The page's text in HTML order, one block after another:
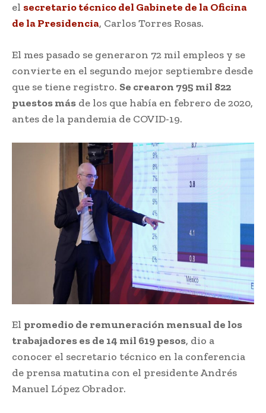
el secretario técnico del Gabinete de la Oficina
de la Presidencia, Carlos Torres Rosas.
El mes pasado se generaron 72 mil empleos y se
convierte en el segundo mejor septiembre desde
que se tiene registro. Se crearon 795 mil 822
puestos más de los que había en febrero de 2020,
antes de la pandemia de COVID-19.
El promedio de remuneración mensual de los
trabajadores es de 14 mil 619 pesos, dio a
conocer el secretario técnico en la conferencia
de prensa matutina con el presidente Andrés
Manuel López Obrador.